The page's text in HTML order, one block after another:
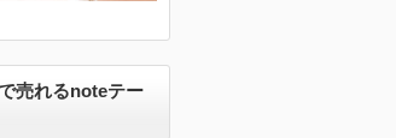
売れるnoteテー